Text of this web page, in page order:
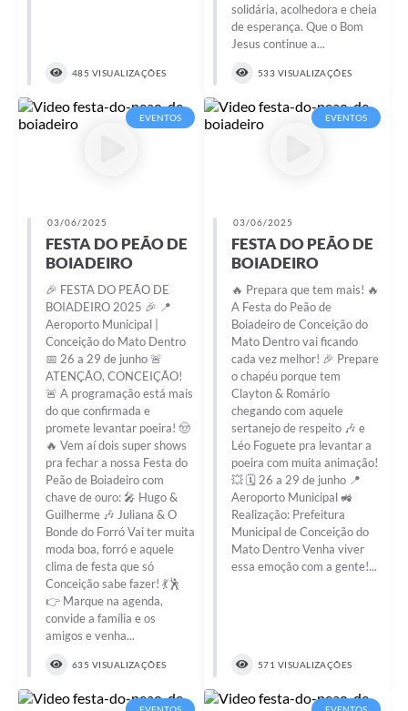
485 VISUALIZAÇÕES
solidária, acolhedora e cheia
de esperança. Que o Bom
Jesus continue a...
533 VISUALIZAÇÕES
EVENTOS
03/06/2025
FESTA DO PEÃO DE
BOIADEIRO
🎉 FESTA DO PEÃO DE
BOIADEIRO 2025 🎉 📍
Aeroporto Municipal |
Conceição do Mato Dentro
📅 26 a 29 de junho 🚨
ATENÇÃO, CONCEIÇÃO!
🚨 A programação está mais
do que confirmada e
promete levantar poeira! 🤠
🔥 Vem aí dois super shows
pra fechar a nossa Festa do
Peão de Boiadeiro com
chave de ouro: 🎤 Hugo &
Guilherme 🎶 Juliana & O
Bonde do Forró Vai ter muita
moda boa, forró e aquele
clima de festa que só
Conceição sabe fazer! 💃🕺
👉 Marque na agenda,
convide a família e os
amigos e venha...
635 VISUALIZAÇÕES
EVENTOS
03/06/2025
FESTA DO PEÃO DE
BOIADEIRO
🔥 Prepara que tem mais! 🔥
A Festa do Peão de
Boiadeiro de Conceição do
Mato Dentro vai ficando
cada vez melhor! 🎉 Prepare
o chapéu porque tem
Clayton & Romário
chegando com aquele
sertanejo de respeito 🎶 e
Léo Foguete pra levantar a
poeira com muita animação!
💥 🗓 26 a 29 de junho 📍
Aeroporto Municipal 🚜
Realização: Prefeitura
Municipal de Conceição do
Mato Dentro Venha viver
essa emoção com a gente!...
571 VISUALIZAÇÕES